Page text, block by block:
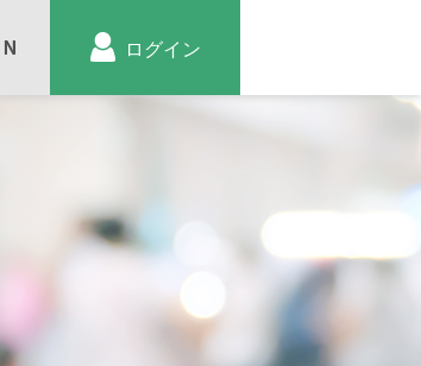
ログイン